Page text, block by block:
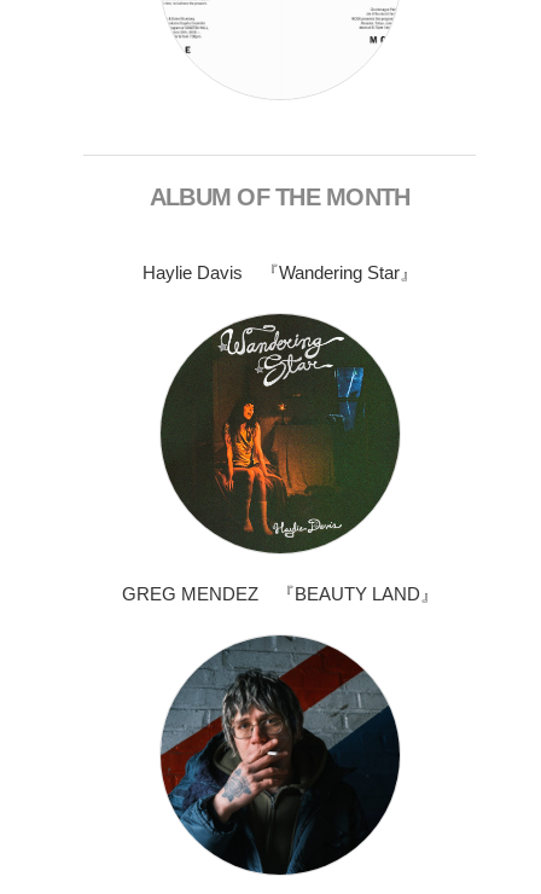
ALBUM OF THE MONTH
Haylie Davis 『Wandering Star』
GREG MENDEZ 『BEAUTY LAND』